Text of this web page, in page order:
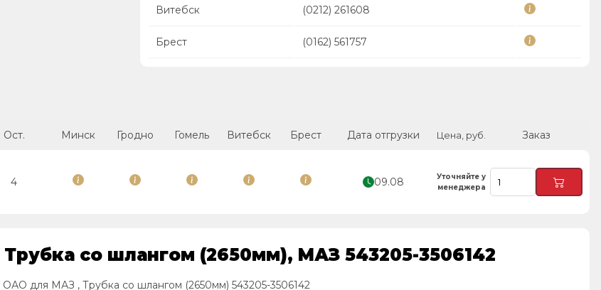
Витебск (0212) 261608
Брест (0162) 561757
Ост. Минск Гродно Гомель Витебск Брест Дата отгрузки Цена, руб. Заказ
4 09.08
Уточняйте у
менеджера
со шлангом (2650мм), МАЗ 543205-3506142
для МАЗ , Трубка со шлангом (2650мм) 543205-3506142